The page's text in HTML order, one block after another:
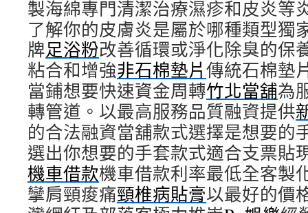
製海綿專門清潔治療濕疹和皮炎等
了解你的皮膚炎是屬於哪種類型獨
牌足浴粉改善循環或淨化除臭的保
粘合和增強非石棉墊片傳統石棉墊
當鋪想要快速資金周轉竹北當舖為
轉管道。以最高服務品質融資提供
的合法融資當舖款式選擇是想要的
選出你想要的手套款式適合支票貼
機車借款機車借款利率最低全客製
攣肩頸痠痛頸椎病貼膏以最好的價